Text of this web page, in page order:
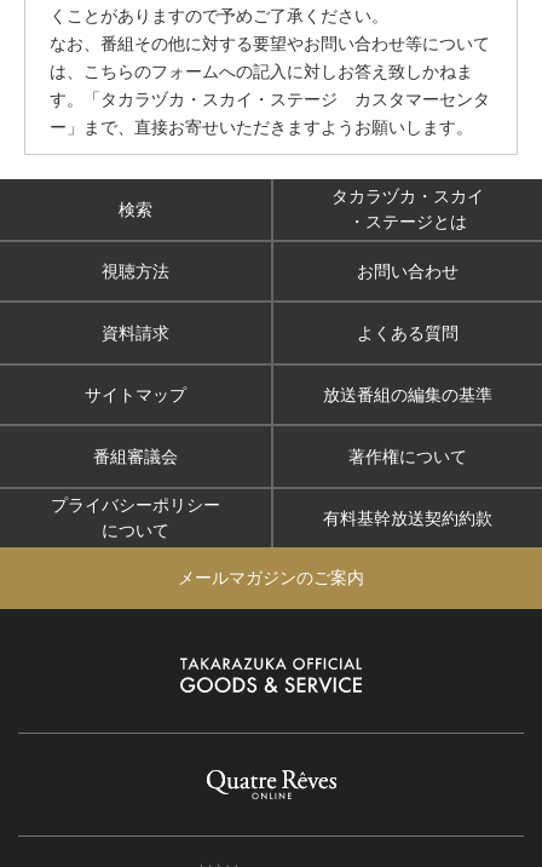
くことがありますので予めご了承ください。
なお、番組その他に対する要望やお問い合わせ等について
は、こちらのフォームへの記入に対しお答え致しかねま
す。「タカラヅカ・スカイ・ステージ カスタマーセンタ
ー」まで、直接お寄せいただきますようお願いします。
検索
タカラヅカ・スカイ
・ステージとは
視聴方法 お問い合わせ
資料請求 よくある質問
サイトマップ 放送番組の編集の基準
番組審議会 著作権について
プライバシーポリシー
について
有料基幹放送契約約款
メールマガジンのご案内